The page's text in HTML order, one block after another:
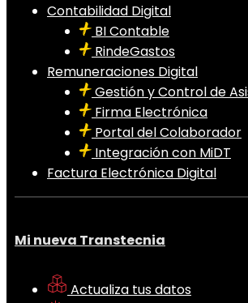
Contabilidad Digital
BI Contable
RindeGastos
Remuneraciones Digital
Gestión y Control de
Firma Electrónica
Portal del Colaborador
Integración con MiDT
Factura Electrónica Digital
Mi nueva Transtecnia
Actualiza tus datos